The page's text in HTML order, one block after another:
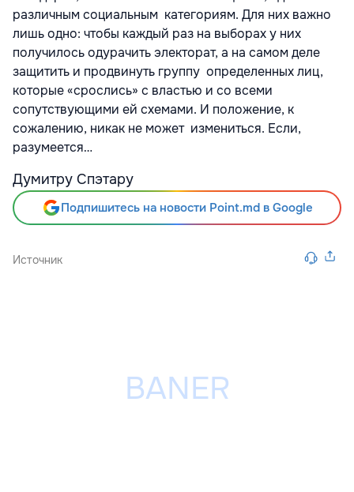
различным социальным категориям. Для них важно
лишь одно: чтобы каждый раз на выборах у них
получилось одурачить электорат, а на самом деле
защитить и продвинуть группу определенных лиц,
которые «срослись» с властью и со всеми
сопутствующими ей схемами. И положение, к
сожалению, никак не может измениться. Если,
разумеется…
Думитру Спэтару
Подпишитесь на новости Point.md в Google
Источник